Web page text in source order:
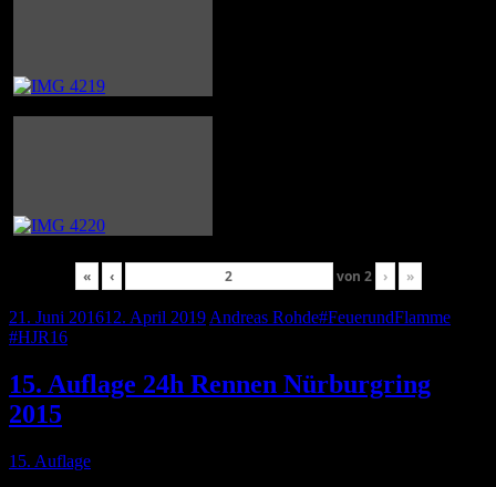
« ‹ von 2 › »
21. Juni 201612. April 2019 Andreas Rohde#FeuerundFlamme
#HJR16
15. Auflage 24h Rennen Nürburgring
2015
15. Auflage